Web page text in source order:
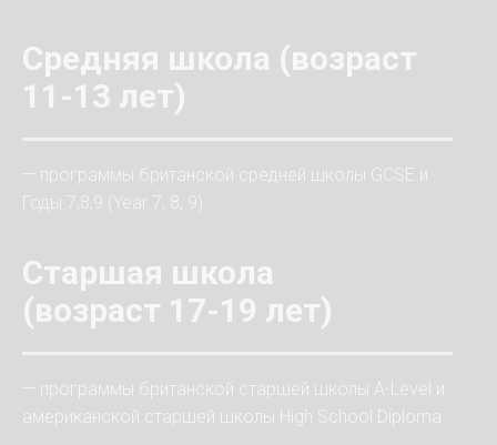
Средняя школа (возраст
11-13 лет)
— программы британской средней школы GCSE и
Годы 7,8,9 (Year 7, 8, 9)
Старшая школа
(возраст 17-19 лет)
— программы британской старшей школы A-Level и
американской старшей школы High School Diploma